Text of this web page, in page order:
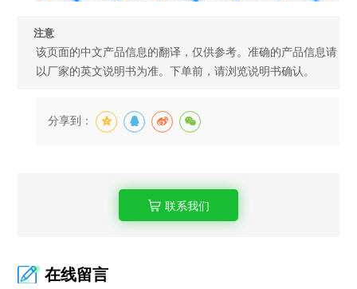
注意
该页面的中文产品信息的翻译，仅供参考。准确的产品信息请
以厂家的英文说明书为准。下单前，请浏览说明书确认。
分享到：
联系我们
在线留言